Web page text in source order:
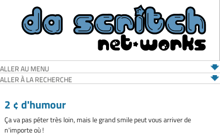
ALLER AU MENU
ALLER À LA RECHERCHE
2 ¢ d'humour
Ça va pas péter très loin, mais le grand smile peut vous arriver de
n'importe où !